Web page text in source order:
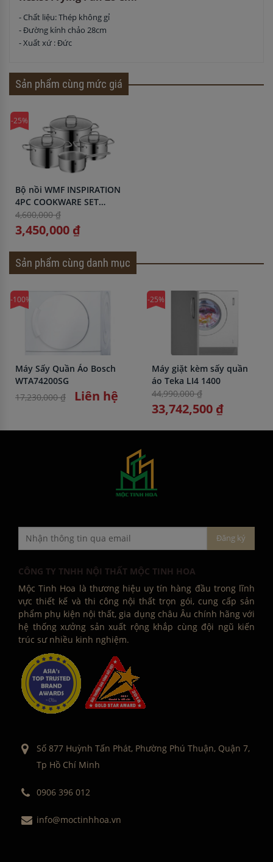
- Chất liệu: Thép không gỉ
- Đường kính chảo 28cm
- Xuất xứ : Đức
Sản phẩm cùng mức giá
-25%
Bộ nồi WMF INSPIRATION
4PC COOKWARE SET
1730076380
4,600,000 ₫
3,450,000 ₫
Sản phẩm cùng danh mục
-100%
Máy Sấy Quần Áo Bosch
WTA74200SG
17,230,000 ₫
Liên hệ
-25%
Máy giặt kèm sấy quần
áo Teka LI4 1400
44,990,000 ₫
33,742,500 ₫
CÔNG TY TNHH NỘI THẤT MỘC TINH HOA
Mộc Tinh Hoa là thương hiệu uy tín hàng đầu trong lĩnh
vực thiết kế và thi công nội thất trọn gói, cung cấp sản
phẩm phụ kiện nội thất, gia dụng châu Âu chính hãng với
hệ thống xưởng sản xuất rộng khắp cùng đội ngũ kiến
trúc sư nhiều kinh nghiệm.
Số 877 Huỳnh Tấn Phát, Phường Phú Thuận, Quận 7,
Tp Hồ Chí Minh
0906 396 012
info@moctinhhoa.vn